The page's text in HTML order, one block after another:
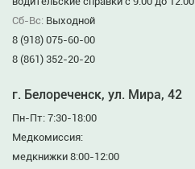
Сб-Вс: Выходной
8 (918) 075-60-00
8 (861) 352-20-20
г. Белореченск, ул. Мира, 42
Пн-Пт: 7:30-18:00
Медкомиссия:
медкнижки 8:00-12:00